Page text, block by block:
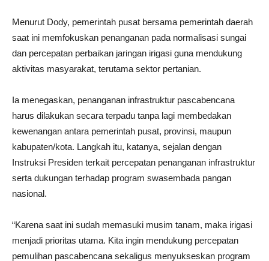
Menurut Dody, pemerintah pusat bersama pemerintah daerah
saat ini memfokuskan penanganan pada normalisasi sungai
dan percepatan perbaikan jaringan irigasi guna mendukung
aktivitas masyarakat, terutama sektor pertanian.
Ia menegaskan, penanganan infrastruktur pascabencana
harus dilakukan secara terpadu tanpa lagi membedakan
kewenangan antara pemerintah pusat, provinsi, maupun
kabupaten/kota. Langkah itu, katanya, sejalan dengan
Instruksi Presiden terkait percepatan penanganan infrastruktur
serta dukungan terhadap program swasembada pangan
nasional.
“Karena saat ini sudah memasuki musim tanam, maka irigasi
menjadi prioritas utama. Kita ingin mendukung percepatan
pemulihan pascabencana sekaligus menyukseskan program